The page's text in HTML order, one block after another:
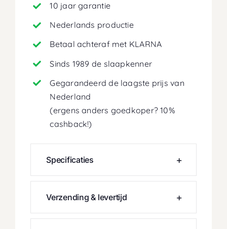
10 jaar garantie
Nederlands productie
Betaal achteraf met KLARNA
Sinds 1989 de slaapkenner
Gegarandeerd de laagste prijs van
Nederland
(ergens anders goedkoper? 10%
cashback!)
Specificaties
Verzending & levertijd